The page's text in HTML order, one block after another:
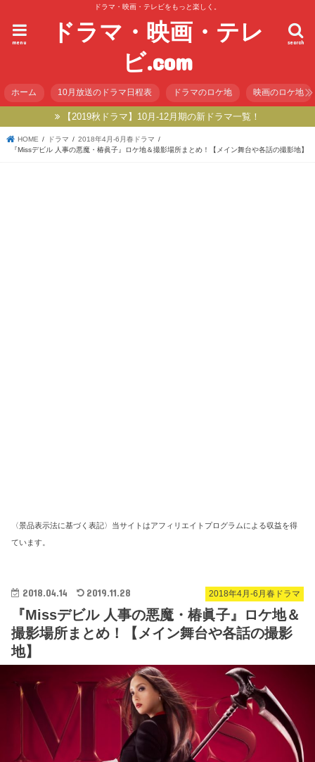
ドラマ・映画・テレビをもっと楽しく。
ドラマ・映画・テレ
ビ.com
search
menu
ホーム 10月放送のドラマ日程表 ドラマのロケ地 映画のロケ地
【2019秋ドラマ】10月-12月期の新ドラマ一覧！
HOME ドラマ
2018年4月-6月春ドラマ
『Missデビル 人事の悪魔・椿眞子』ロケ地＆撮影場所まとめ！【メイン舞台や各話の撮影地】
〈景品表示法に基づく表記〉当サイトはアフィリエイトプログラムによる収益を得
ています。
2018年4月-6月春ドラマ
2018.04.14 2019.11.28
『Missデビル 人事の悪魔・椿眞子』ロケ地＆
撮影場所まとめ！【メイン舞台や各話の撮影
地】